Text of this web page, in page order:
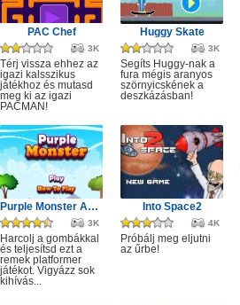
PAC Chef
3K
Térj vissza ehhez az
igazi kalsszikus
játékhoz és mutasd
meg ki az igazi
PACMAN!
Huggy Skate
3K
Segíts Huggy-nak a
fura mégis aranyos
szörnyicskének a
deszkázásban!
Purple Monster Adventure
3K
Harcolj a gombákkal
és teljesítsd ezt a
remek platformer
játékot. Vigyázz sok
kihívás...
Into Space2
4K
Próbálj meg eljutni
az űrbe!